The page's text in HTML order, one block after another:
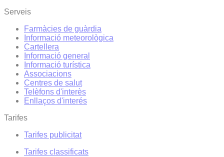
Serveis
Farmàcies de guàrdia
Informació meteorològica
Cartellera
Informació general
Informació turística
Associacions
Centres de salut
Telèfons d'interès
Enllaços d'interés
Tarifes
Tarifes publicitat
Tarifes classificats